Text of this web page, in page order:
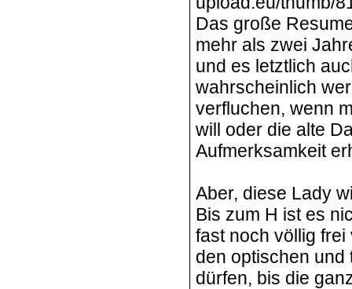
Das große
mehr als zwei
und es letztlich
wahrscheinlich
verfluchen, wenn
will oder die alte
Aufmerksamkeit
Aber, diese Lady
Bis zum H ist es
fast noch völlig
den optischen
dürfen, bis die